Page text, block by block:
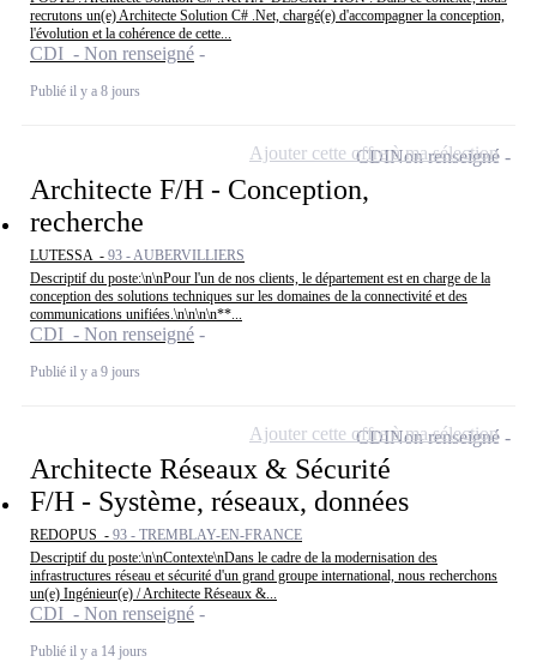
recrutons un(e) Architecte Solution C# .Net, chargé(e) d'accompagner la conception,
l'évolution et la cohérence de cette...
CDI - Non renseigné
Publié il y a 8 jours
Architecte F/H - Conception,
recherche
LUTESSA - 93 - AUBERVILLIERS
Descriptif du poste:\n\nPour l'un de nos clients, le département est en charge de la
conception des solutions techniques sur les domaines de la connectivité et des
communications unifiées.\n\n\n\n**...
CDI - Non renseigné
Publié il y a 9 jours
CDINon renseigné
Ajouter cette offre à ma sélection
Architecte Réseaux & Sécurité
F/H - Système, réseaux, données
REDOPUS - 93 - TREMBLAY-EN-FRANCE
Descriptif du poste:\n\nContexte\nDans le cadre de la modernisation des
infrastructures réseau et sécurité d'un grand groupe international, nous recherchons
un(e) Ingénieur(e) / Architecte Réseaux &...
CDI - Non renseigné
Publié il y a 14 jours
CDINon renseigné
Ajouter cette offre à ma sélection